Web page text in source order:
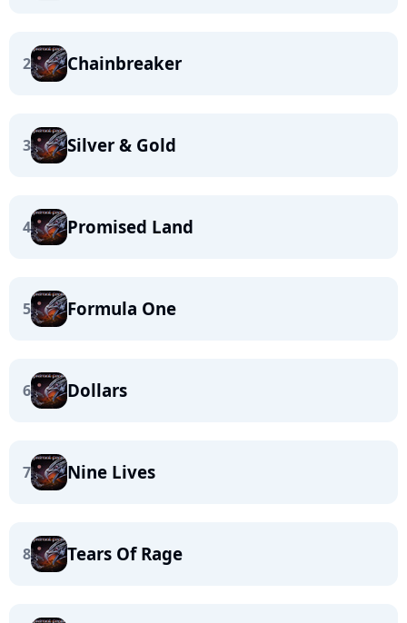
2 Chainbreaker
3 Silver & Gold
4 Promised Land
5 Formula One
6 Dollars
7 Nine Lives
8 Tears Of Rage